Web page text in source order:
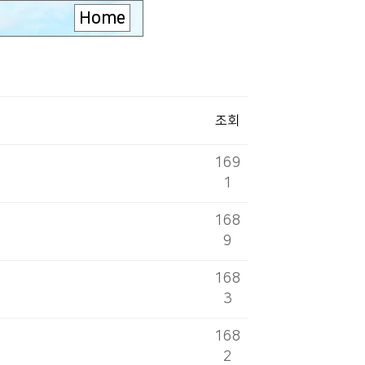
Home
조회
169
1
168
9
168
3
168
2